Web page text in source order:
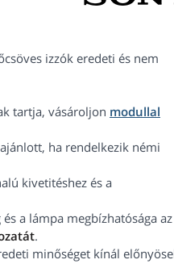
izzók eredeti és nem
tartja, vásároljon modullal
ha rendelkezik némi
kivetitéshez és a
a lámpa megbízhatósága
.
minőséget kínál